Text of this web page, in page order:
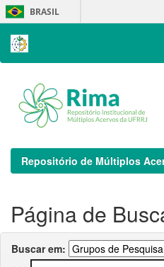
Skip
navigation
BRASIL
Repositório de Múltiplos
Página de
Buscar em: